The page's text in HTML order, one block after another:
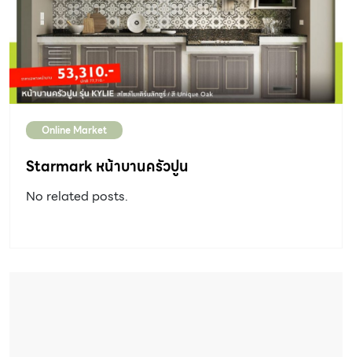
Online Market
Starmark หน้าบานครัวปูน
No related posts.